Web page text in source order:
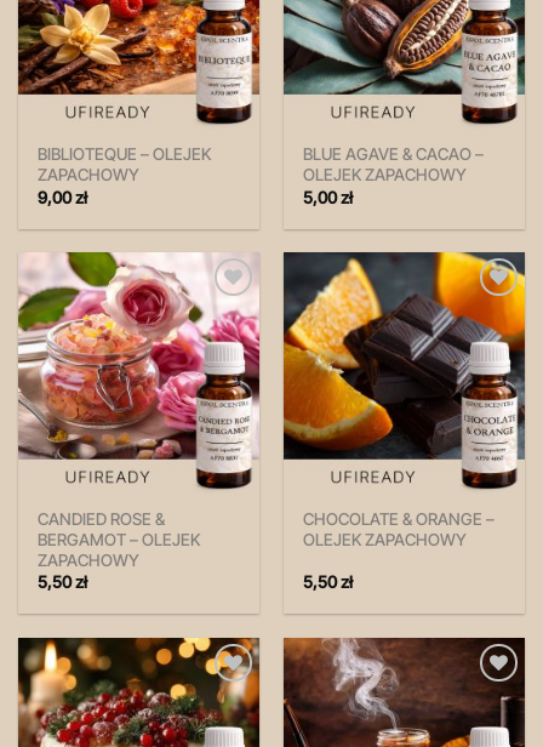
BIBLIOTEQUE – OLEJEK
ZAPACHOWY
9,00zł
BLUE AGAVE & CACAO –
OLEJEK ZAPACHOWY
5,00zł
Zapisz
na
później!
CANDIED ROSE &
BERGAMOT – OLEJEK
ZAPACHOWY
5,50zł
Zapisz
na
później!
CHOCOLATE & ORANGE –
OLEJEK ZAPACHOWY
5,50zł
Zapisz
na
później!
Zapisz
na
później!